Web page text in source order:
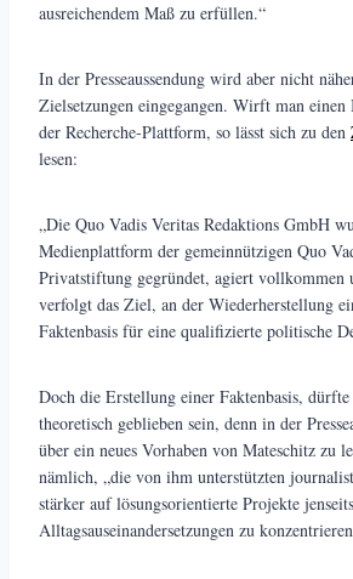
ausreichendem Maß zu erfüllen.“
In der Presseaussendung wird aber nicht
Zielsetzungen eingegangen. Wirft man
der Recherche-Plattform, so lässt sich zu den
lesen:
„Die Quo Vadis Veritas Redaktions GmbH
Medienplattform der gemeinnützigen Quo
Privatstiftung gegründet, agiert vollkommen
verfolgt das Ziel, an der Wiederherstellung
Faktenbasis für eine qualifizierte politische
Doch die Erstellung einer Faktenbasis,
theoretisch geblieben sein, denn in der
über ein neues Vorhaben von Mateschitz zu
nämlich, „die von ihm unterstützten
stärker auf lösungsorientierte Projekte
Alltagsauseinandersetzungen zu